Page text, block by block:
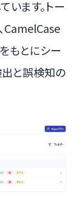
います。トー
CamelCase
もとにシー
出と誤検知の